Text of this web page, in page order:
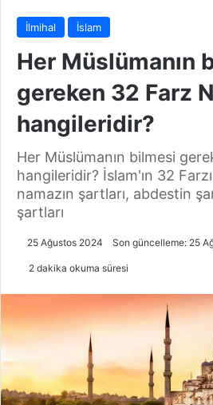
İlmihal İslam
Her Müslümanın
gereken 32 Farz
hangileridir?
Her Müslümanın bilmesi
hangileridir? İslam'ın 32
namazın şartları, abdestin
şartları
25 Ağustos 2024 Son güncelleme: 25
2 dakika okuma süresi